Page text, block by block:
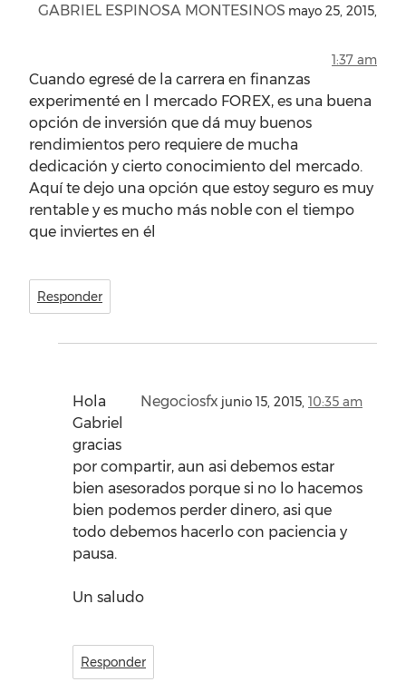
GABRIEL ESPINOSA MONTESINOS mayo 25, 2015,
1:37 am
Cuando egresé de la carrera en finanzas
experimenté en l mercado FOREX, es una buena
opción de inversión que dá muy buenos
rendimientos pero requiere de mucha
dedicación y cierto conocimiento del mercado.
Aquí te dejo una opción que estoy seguro es muy
rentable y es mucho más noble con el tiempo
que inviertes en él
Responder
Negociosfx junio 15, 2015, 10:35 am
Hola
Gabriel
gracias
por compartir, aun asi debemos estar
bien asesorados porque si no lo hacemos
bien podemos perder dinero, asi que
todo debemos hacerlo con paciencia y
pausa.
Un saludo
Responder